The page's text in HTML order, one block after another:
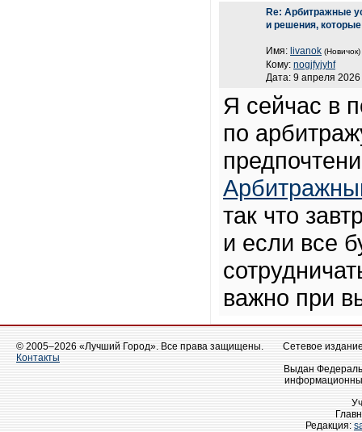
Re: Арбитражные
и решения,
Имя: livanok (Новичок)
Кому: nogjfyjyhf
Дата: 9 апреля 2026
Я сейчас в
по
так что
и если все
важно при
© 2005–2026 «Лучший Город». Все права защищены.
Контакты
Сетевое
Выдан
Редакция: